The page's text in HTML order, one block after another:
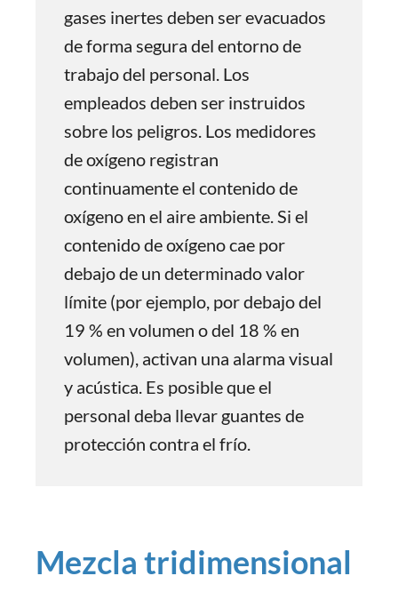
gases inertes deben ser evacuados
de forma segura del entorno de
trabajo del personal. Los
empleados deben ser instruidos
sobre los peligros. Los medidores
de oxígeno registran
continuamente el contenido de
oxígeno en el aire ambiente. Si el
contenido de oxígeno cae por
debajo de un determinado valor
límite (por ejemplo, por debajo del
19 % en volumen o del 18 % en
volumen), activan una alarma visual
y acústica. Es posible que el
personal deba llevar guantes de
protección contra el frío.
Mezcla tridimensional